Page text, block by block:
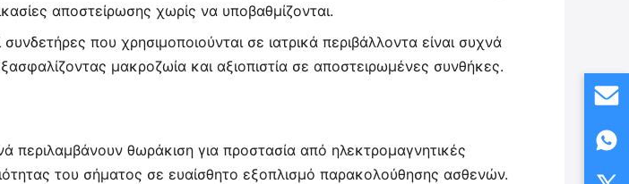
αποστείρωσης χωρίς να υποβαθμίζονται.
συνδετήρες που χρησιμοποιούνται σε ιατρικά περιβάλλοντα είναι συχνά
μακροζωία και αξιοπιστία σε αποστειρωμένες συνθήκες.
περιλαμβάνουν θωράκιση για προστασία από ηλεκτρομαγνητικές
του σήματος σε ευαίσθητο εξοπλισμό παρακολούθησης ασθενών.